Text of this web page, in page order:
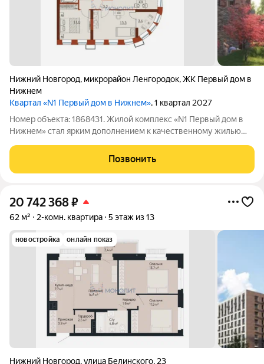
Нижний Новгород, микрорайон Ленгородок,ЖК Первый дом в
Нижнем
Квартал «N1 Первый дом в Нижнем», 1 квартал 2027
Номер объекта: 1868431. Жилой комплекс «N1 Первый дом в
Нижнем» стал ярким дополнением к качественному жилью
районе в границах улиц Октябрьской Революции, Григорьева,
Вольская, Витебская.
Позвонить
20 742 368₽
62 м² 2-комн. квартира 5 этаж из 13
новостройка онлайн показ
Нижний Новгород,улица Белинского, 23